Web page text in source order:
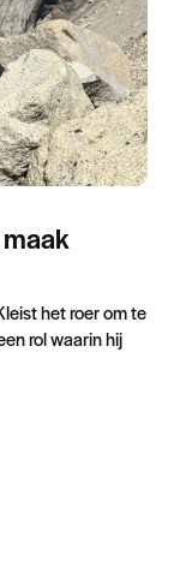
het roer om te
rol waarin hij